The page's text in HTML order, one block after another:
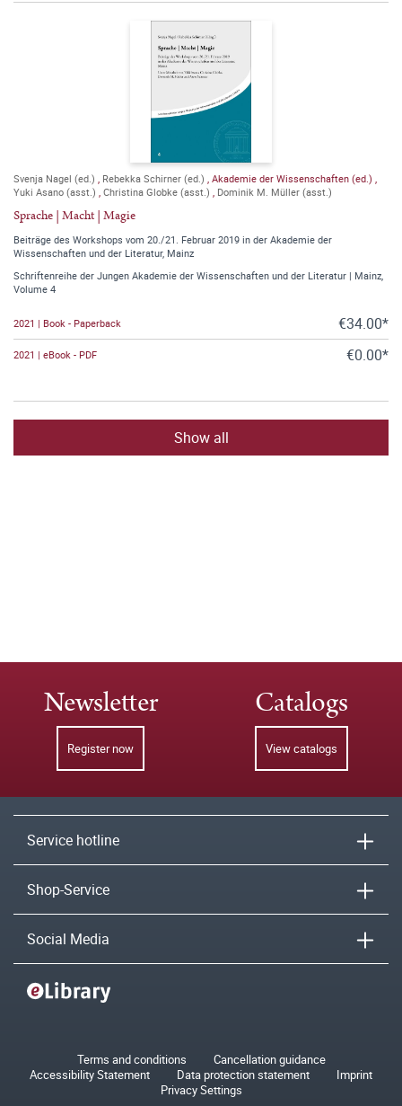
Svenja Nagel (ed.) Rebekka Schirner (ed.) Akademie der Wissenschaften (ed.)
Yuki Asano (asst.) Christina Globke (asst.) Dominik M. Müller (asst.)
Sprache | Macht | Magie
Beiträge des Workshops vom 20./21. Februar 2019 in der Akademie der
Wissenschaften und der Literatur, Mainz
Schriftenreihe der Jungen Akademie der Wissenschaften und der Literatur | Mainz,
Volume 4
2021 | Book - Paperback €34.00*
2021 | eBook - PDF €0.00*
Show all
Newsletter
Register now
Catalogs
View catalogs
Service hotline
Shop-Service
Social Media
Terms and conditions
Cancellation guidance
Accessibility Statement
Data protection statement
Imprint
Privacy Settings